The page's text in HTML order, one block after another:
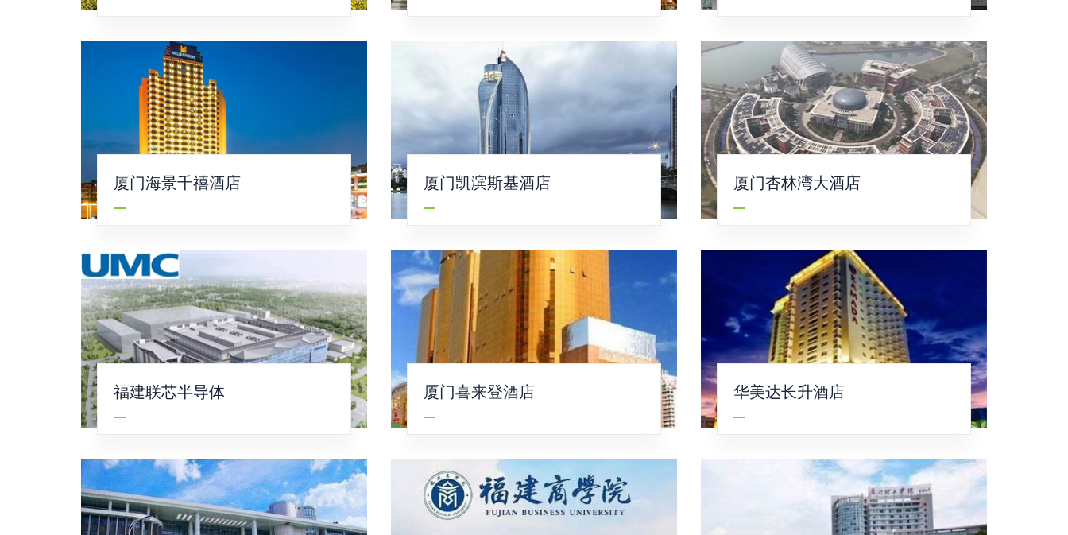
厦门海景千禧酒店 厦门凯滨斯基酒店 厦门杏林湾大酒店
福建联芯半导体 厦门喜来登酒店 华美达长升酒店